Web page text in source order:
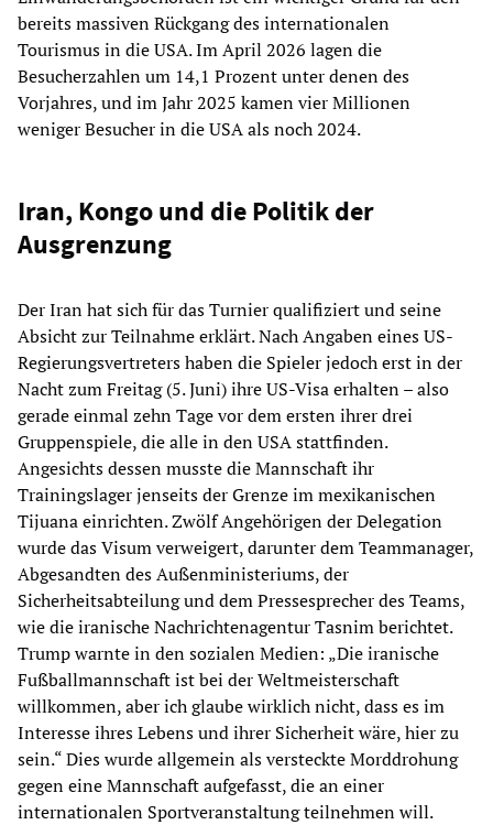
bereits massiven Rückgang des internationalen
Tourismus in die USA. Im April 2026 lagen die
Besucherzahlen um 14,1 Prozent unter denen des
Vorjahres, und im Jahr 2025 kamen vier Millionen
weniger Besucher in die USA als noch 2024.
Iran, Kongo und die Politik der
Ausgrenzung
Der Iran hat sich für das Turnier qualifiziert und seine
Absicht zur Teilnahme erklärt. Nach Angaben eines US-
Regierungsvertreters haben die Spieler jedoch erst in der
Nacht zum Freitag (5. Juni) ihre US-Visa erhalten – also
gerade einmal zehn Tage vor dem ersten ihrer drei
Gruppenspiele, die alle in den USA stattfinden.
Angesichts dessen musste die Mannschaft ihr
Trainingslager jenseits der Grenze im mexikanischen
Tijuana einrichten. Zwölf Angehörigen der Delegation
wurde das Visum verweigert, darunter dem Teammanager,
Abgesandten des Außenministeriums, der
Sicherheitsabteilung und dem Pressesprecher des Teams,
wie die iranische Nachrichtenagentur Tasnim berichtet.
Trump warnte in den sozialen Medien: „Die iranische
Fußballmannschaft ist bei der Weltmeisterschaft
willkommen, aber ich glaube wirklich nicht, dass es im
Interesse ihres Lebens und ihrer Sicherheit wäre, hier zu
sein.“ Dies wurde allgemein als versteckte Morddrohung
gegen eine Mannschaft aufgefasst, die an einer
internationalen Sportveranstaltung teilnehmen will.